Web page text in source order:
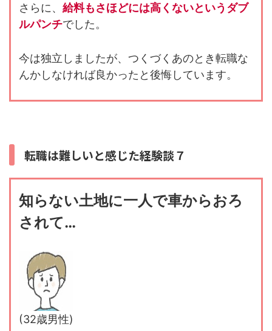
さらに、 給料もさほどには高くないというダブ
ルパンチでした。
今は独立しましたが、つくづくあのとき転職な
んかしなければ良かったと後悔しています。
転職は難しいと感じた経験談７
知らない土地に一人で車からおろ
されて…
(32歳男性)